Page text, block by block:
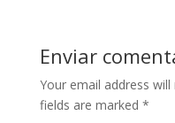
Enviar
Your email address
fields are marked *